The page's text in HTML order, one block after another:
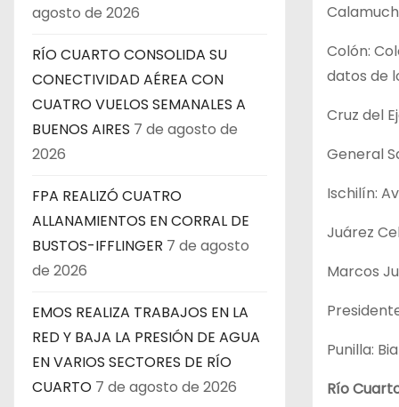
agosto de 2026
RÍO CUARTO CONSOLIDA SU
CONECTIVIDAD AÉREA CON
CUATRO VUELOS SEMANALES A
BUENOS AIRES 7 de agosto de
2026
FPA REALIZÓ CUATRO
ALLANAMIENTOS EN CORRAL DE
BUSTOS-IFFLINGER 7 de agosto
de 2026
EMOS REALIZA TRABAJOS EN LA
RED Y BAJA LA PRESIÓN DE AGUA
EN VARIOS SECTORES DE RÍO
CUARTO 7 de agosto de 2026
Colón:
datos de
Cruz del
General
Ischilín:
Juárez
Marcos
Punilla:
Río